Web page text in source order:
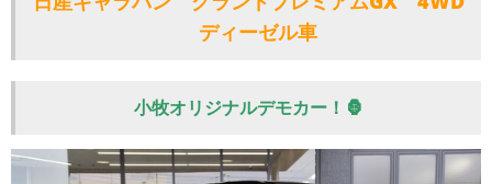
ディーゼル車
小牧オリジナルデモカー！🦍